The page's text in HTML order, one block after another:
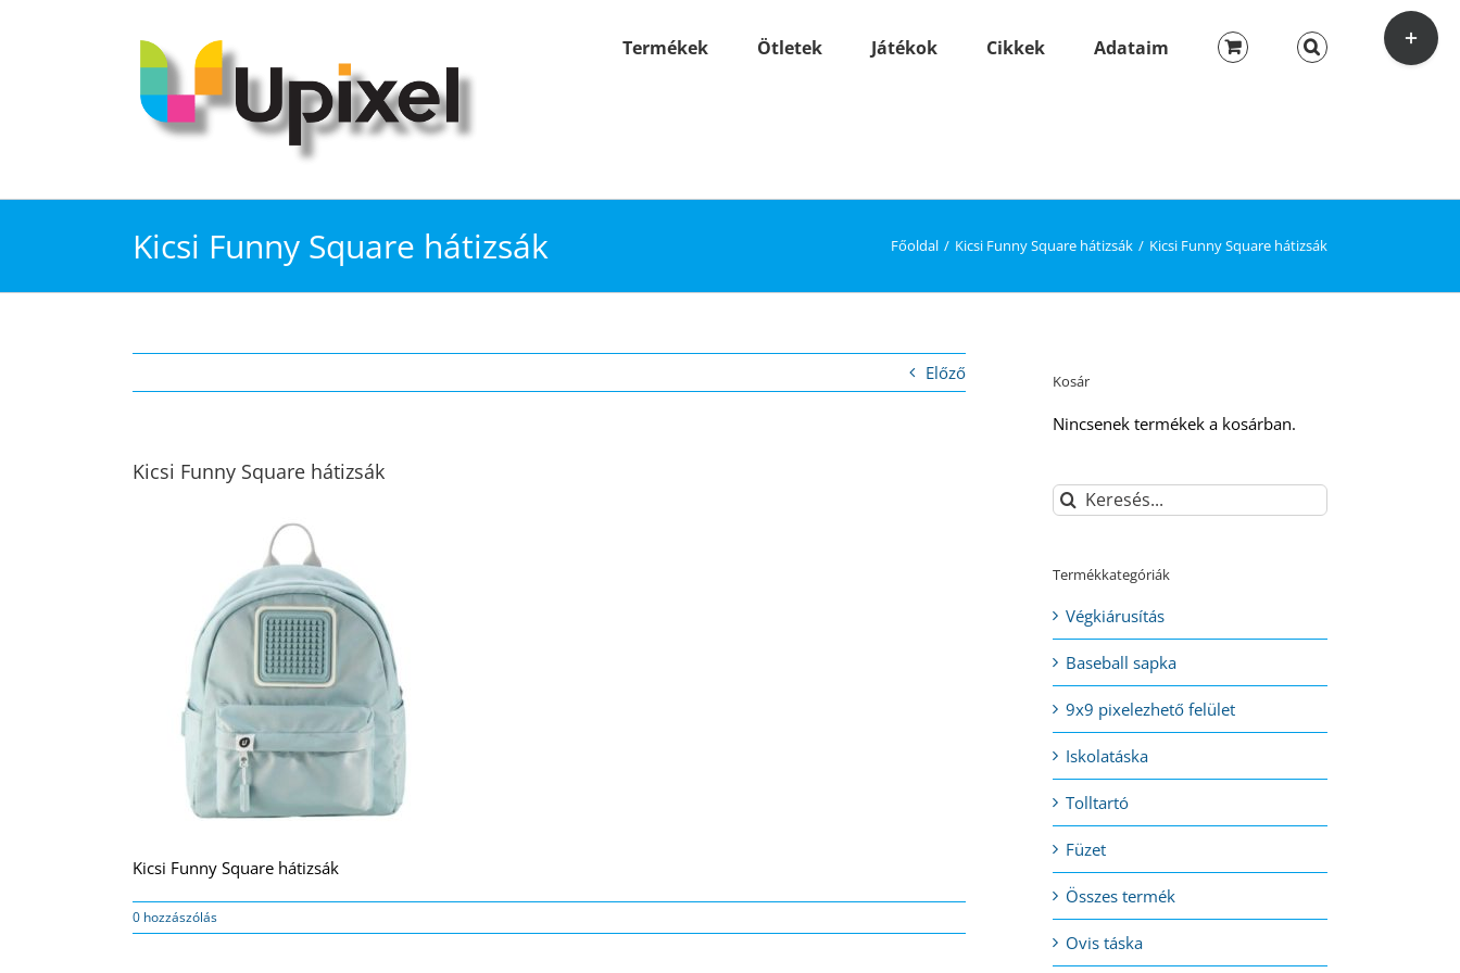
Termékek Ötletek Játékok Cikkek Adataim
Kicsi Funny Square hátizsák Főoldal Kicsi Funny Square hátizsák Kicsi Funny Square hátizsák
Előző
Kicsi Funny Square hátizsák
Kicsi Funny Square hátizsák
0 hozzászólás
Kosár
Nincsenek termékek a kosárban.
Keresés...
Termékkategóriák
Végkiárusítás
Baseball sapka
9x9 pixelezhető felület
Iskolatáska
Tolltartó
Füzet
Összes termék
Ovis táska
Toggle
Sliding
Bar